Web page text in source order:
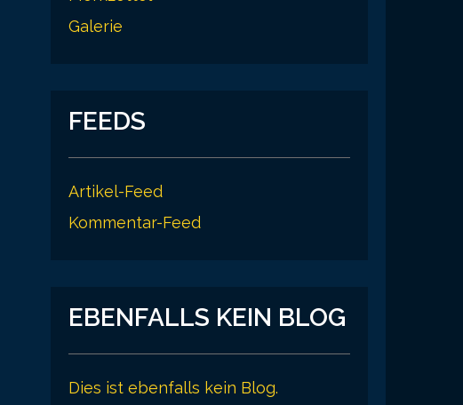
Galerie
FEEDS
Artikel-Feed
Kommentar-Feed
EBENFALLS KEIN BLOG
Dies ist ebenfalls kein Blog.